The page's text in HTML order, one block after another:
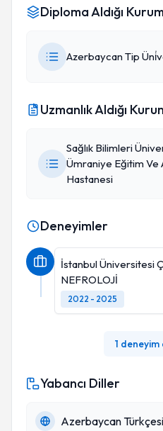
Diploma Aldığı Kurum
Azerbaycan Tip
Uzmanlık Aldığı
Sağlık Bilimleri
Ümraniye Eğitim Ve
Hastanesi
Deneyimler
İstanbul Üniversitesi
NEFROLOJİ
2022 - 2025
1
Yabancı Diller
Azerbaycan Türkçesi